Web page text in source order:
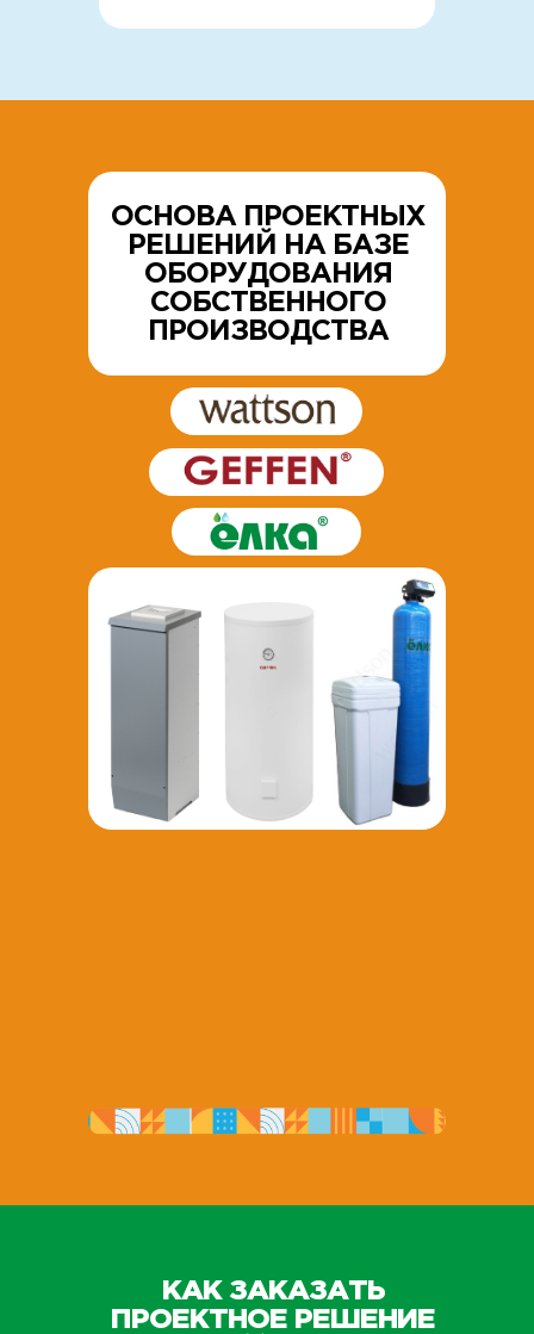
Водоснабжения
Водоотведения
Отопления
ОСНОВА ПРОЕКТНЫХ
РЕШЕНИЙ НА БАЗЕ
ОБОРУДОВАНИЯ
СОБСТВЕННОГО
ПРОИЗВОДСТВА
КАК ЗАКАЗАТЬ
ПРОЕКТНОЕ РЕШЕНИЕ